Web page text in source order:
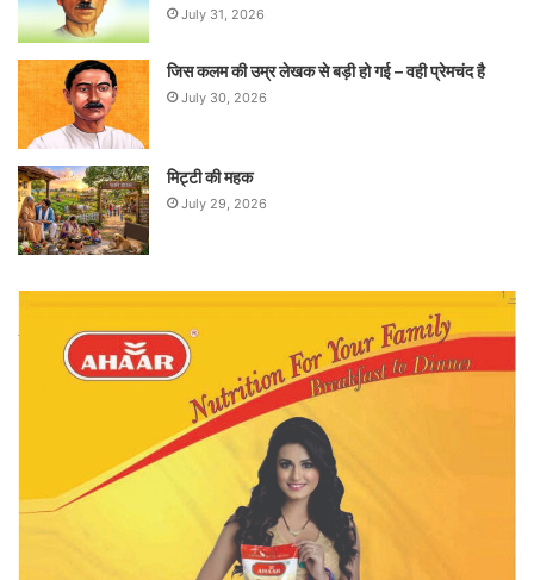
July 31, 2026
जिस कलम की उम्र लेखक से बड़ी हो गई – वही प्रेमचंद है
July 30, 2026
मिट्टी की महक
July 29, 2026